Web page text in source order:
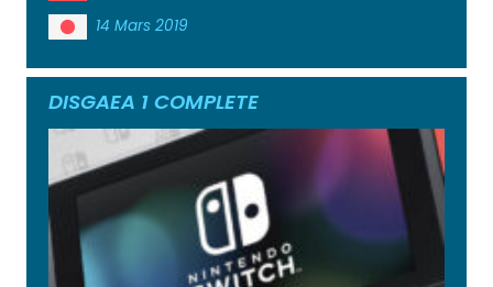
14 Mars 2019
DISGAEA 1 COMPLETE